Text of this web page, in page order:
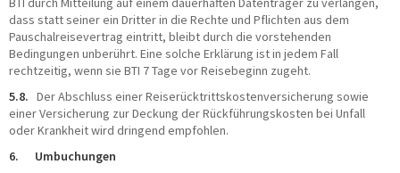
dass statt seiner ein Dritter in die Rechte und Pflichten aus dem
Pauschalreisevertrag eintritt, bleibt durch die vorstehenden
Bedingungen unberührt. Eine solche Erklärung ist in jedem Fall
rechtzeitig, wenn sie BTI 7 Tage vor Reisebeginn zugeht.
5.8. Der Abschluss einer Reiserücktrittskostenversicherung sowie
einer Versicherung zur Deckung der Rückführungskosten bei Unfall
oder Krankheit wird dringend empfohlen.
6. Umbuchungen